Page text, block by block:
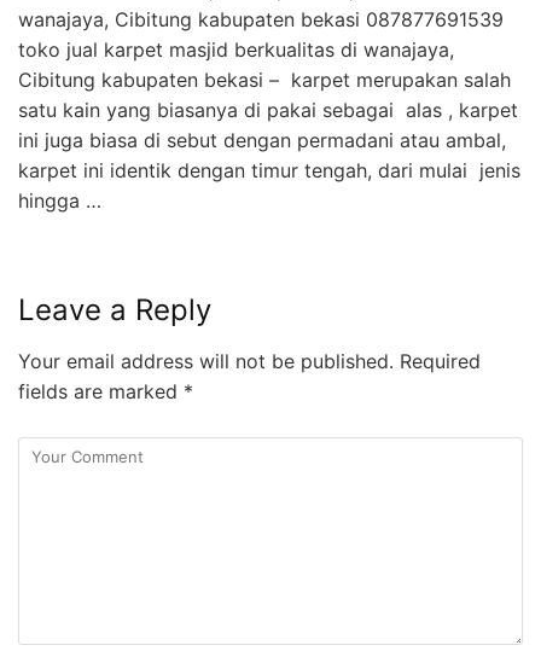
wanajaya, Cibitung kabupaten bekasi 087877691539
toko jual karpet masjid berkualitas di wanajaya,
Cibitung kabupaten bekasi – karpet merupakan salah
satu kain yang biasanya di pakai sebagai alas , karpet
ini juga biasa di sebut dengan permadani atau ambal,
karpet ini identik dengan timur tengah, dari mulai jenis
hingga …
Leave a Reply
Your email address will not be published. Required
fields are marked *